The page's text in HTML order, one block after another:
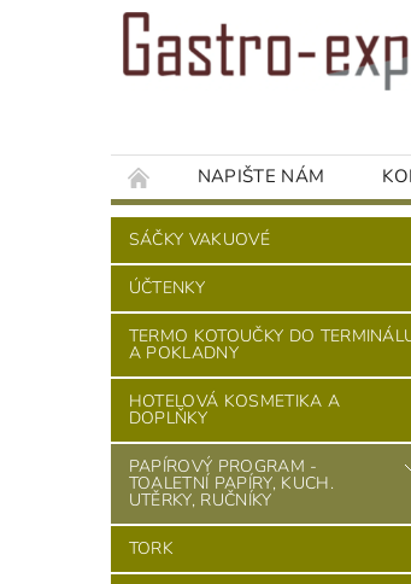
NAPIŠTE NÁM
SÁČKY VAKUOVÉ
ÚČTENKY
TERMO KOTOUČKY DO
A POKLADNY
HOTELOVÁ KOSMETIKA A
DOPLŇKY
PAPÍROVÝ PROGRAM -
TOALETNÍ PAPÍRY, KUCH.
UTĚRKY, RUČNÍKY
TORK